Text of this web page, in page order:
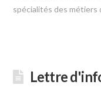
spécialités des métiers
Lettre